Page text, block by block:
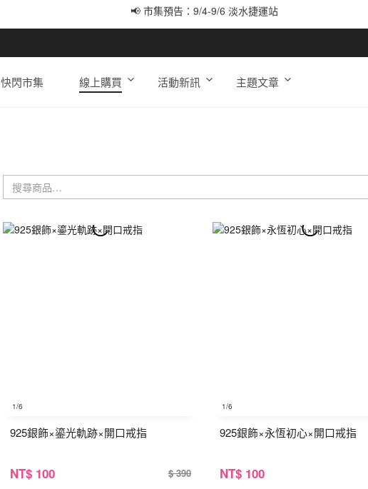
📢 市集預告：9/12-9/13 八里海巡基地
快閃市集 線上購買 活動新訊 主題文章
1/6
925銀飾×鎏光軌跡×開口戒指
NT$ 100 $ 390
1/6
925銀飾×永恆初心×開口戒指
NT$ 100